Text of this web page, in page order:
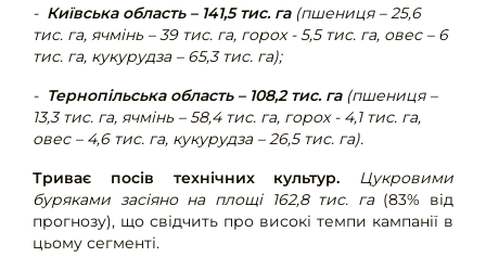
- Київська область – 141,5 тис. га(пшениця – 25,6
тис. га, ячмінь – 39 тис. га, горох - 5,5 тис. га, овес – 6
тис. га, кукурудза – 65,3 тис. га);
- Тернопільська область – 108,2 тис. га(пшениця –
13,3 тис. га, ячмінь – 58,4 тис. га, горох - 4,1 тис. га,
овес – 4,6 тис. га, кукурудза – 26,5 тис. га).
Триває посів технічних культур.
Цукровими
буряками засіяно на площі 162,8 тис. га(83% від
прогнозу), що свідчить про високі темпи кампанії в
цьому сегменті.